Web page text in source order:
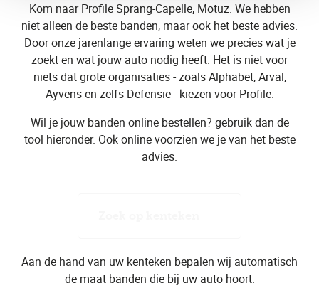
Kom naar Profile Sprang-Capelle, Motuz. We hebben
niet alleen de beste banden, maar ook het beste advies.
Door onze jarenlange ervaring weten we precies wat je
zoekt en wat jouw auto nodig heeft. Het is niet voor
niets dat grote organisaties - zoals Alphabet, Arval,
Ayvens en zelfs Defensie - kiezen voor Profile.
Wil je jouw banden online bestellen? gebruik dan de
tool hieronder. Ook online voorzien we je van het beste
advies.
Aan de hand van uw kenteken bepalen wij automatisch
de maat banden die bij uw auto hoort.